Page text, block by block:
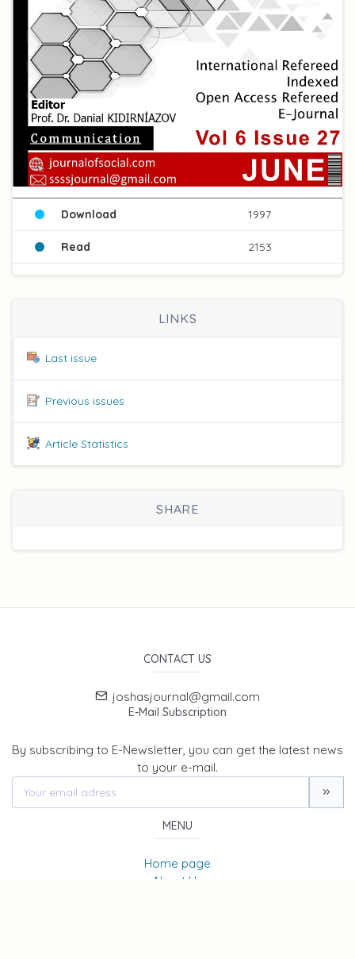
Download 1997
Read 2153
LINKS
Last issue
Previous issues
Article Statistics
SHARE
CONTACT US
joshasjournal@gmail.com
E-Mail Subscription
By subscribing to E-Newsletter, you can get the latest news
to your e-mail.
MENU
Home page
About Us